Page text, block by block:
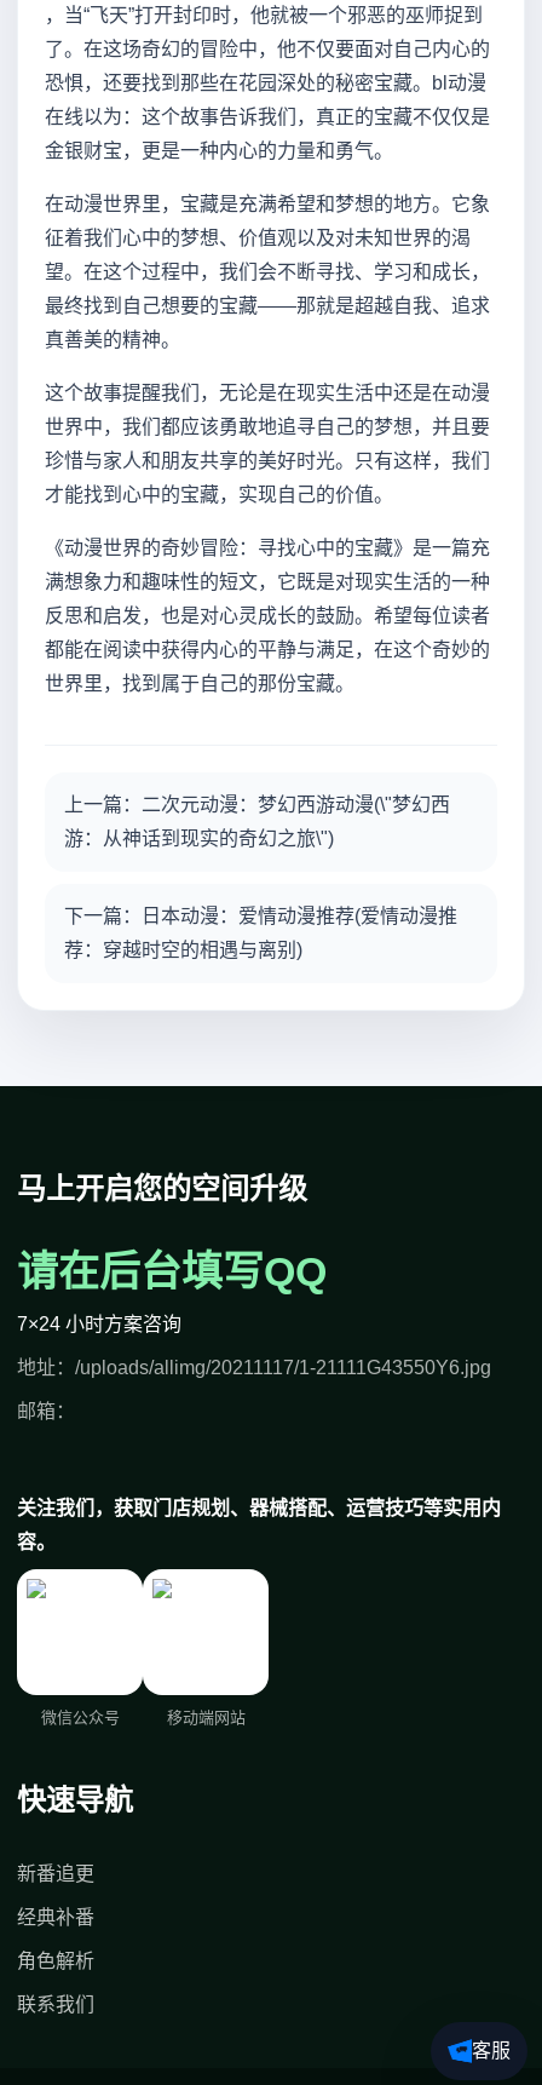
，当“飞天”打开封印时，他就被一个邪恶的巫师捉到
了。在这场奇幻的冒险中，他不仅要面对自己内心的
恐惧，还要找到那些在花园深处的秘密宝藏。bl动漫
在线以为：这个故事告诉我们，真正的宝藏不仅仅是
金银财宝，更是一种内心的力量和勇气。
在动漫世界里，宝藏是充满希望和梦想的地方。它象
征着我们心中的梦想、价值观以及对未知世界的渴
望。在这个过程中，我们会不断寻找、学习和成长，
最终找到自己想要的宝藏——那就是超越自我、追求
真善美的精神。
这个故事提醒我们，无论是在现实生活中还是在动漫
世界中，我们都应该勇敢地追寻自己的梦想，并且要
珍惜与家人和朋友共享的美好时光。只有这样，我们
才能找到心中的宝藏，实现自己的价值。
《动漫世界的奇妙冒险：寻找心中的宝藏》是一篇充
满想象力和趣味性的短文，它既是对现实生活的一种
反思和启发，也是对心灵成长的鼓励。希望每位读者
都能在阅读中获得内心的平静与满足，在这个奇妙的
世界里，找到属于自己的那份宝藏。
上一篇：二次元动漫：梦幻西游动漫(\"梦幻西
游：从神话到现实的奇幻之旅\")
下一篇：日本动漫：爱情动漫推荐(爱情动漫推
荐：穿越时空的相遇与离别)
马上开启您的空间升级
请在后台填写QQ
7×24 小时方案咨询
地址：/uploads/allimg/20211117/1-21111G43550Y6.jpg
邮箱：
关注我们，获取门店规划、器械搭配、运营技巧等实用内
容。
微信公众号 移动端网站
快速导航
新番追更
经典补番
角色解析
联系我们
客服